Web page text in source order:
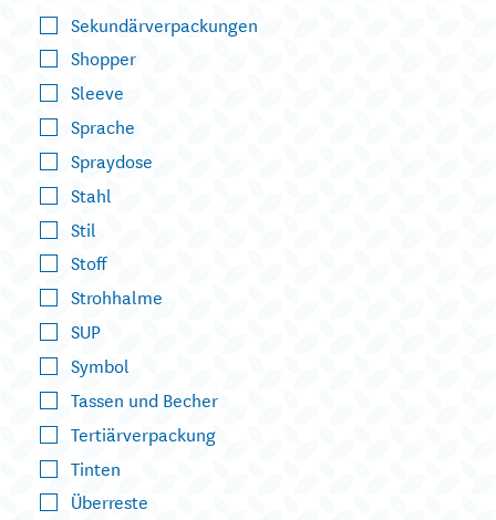
Sekundärverpackungen
Shopper
Sleeve
Sprache
Spraydose
Stahl
Stil
Stoff
Strohhalme
SUP
Symbol
Tassen und Becher
Tertiärverpackung
Tinten
Überreste